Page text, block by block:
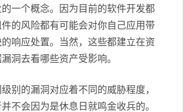
一个概念。因为目前的软件开发都
的风险都有可能会对你自己应用带
响应处置。当然，这些都建立在资
洞去看哪些资产受影响。
别的漏洞对应着不同的威胁程度，
不会因为是休息日就鸣金收兵的。